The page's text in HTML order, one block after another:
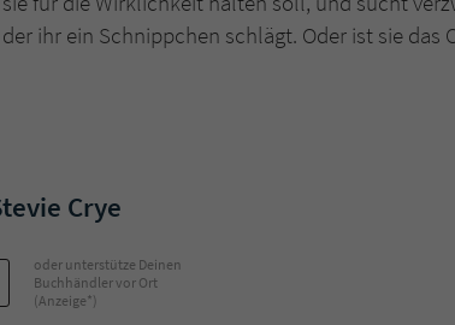
ihr ein Schnippchen schlägt. Oder ist sie das
Crye
oder unterstütze Deinen
Buchhändler vor Ort
(Anzeige*)
Zweck Cookie für Kommentare einzelner Buchtitel
Laufzeit
Zweck
Dieses Cookie gewährleistet die
Webseite mit dem Benutzer. Es wird benötigt